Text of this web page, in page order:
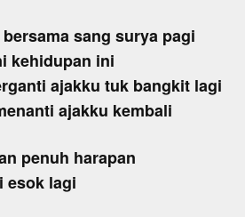
sang surya pagi
kehidupan ini
ajakku tuk bangkit lagi
ajakku kembali
penuh harapan
esok lagi